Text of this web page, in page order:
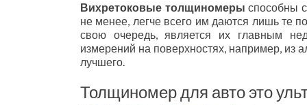
Вихретоковые толщиномеры способны
не менее, легче всего им даются лишь те
свою очередь, является их главным
измерений на поверхностях, например, из
лучшего.
Толщиномер для авто это